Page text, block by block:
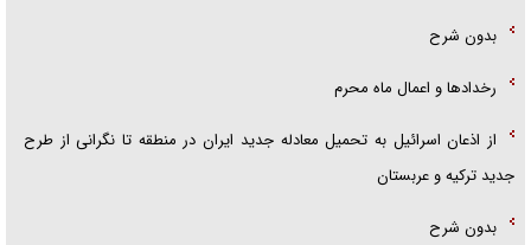
بدون شرح
رخداد‌ها و اعمال ماه محرم
از اذعان اسرائیل به تحمیل معادله جدید ایران در منطقه تا نگرانی از طرح
جدید ترکیه و عربستان
بدون شرح